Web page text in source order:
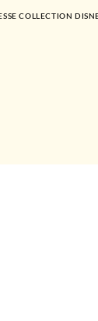
COLLECTION